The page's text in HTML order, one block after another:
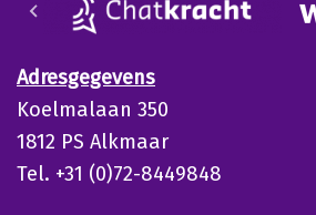
Adresgegevens
Koelmalaan 350
1812 PS Alkmaar
Tel. +31 (0)72-8449848